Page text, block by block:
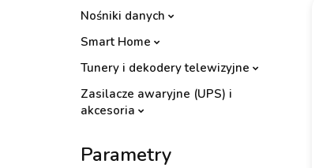
Nośniki danych
Smart Home
Tunery i dekodery telewizyjne
Zasilacze awaryjne (UPS) i
akcesoria
Parametry